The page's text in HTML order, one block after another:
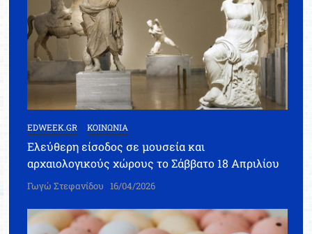
EDWEEK.GR ΚΟΙΝΩΝΙΑ
Ελεύθερη είσοδος σε μουσεία και
αρχαιολογικούς χώρους το Σάββατο 18 Απριλίου
Γωγώ Στεφανίδου 16/04/2026